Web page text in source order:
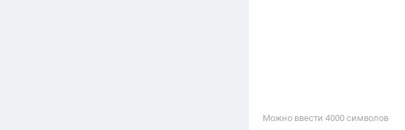
Можно ввести 4000 cимволов